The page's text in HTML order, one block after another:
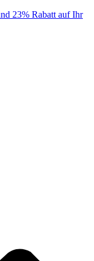
23% Rabatt auf Ihr